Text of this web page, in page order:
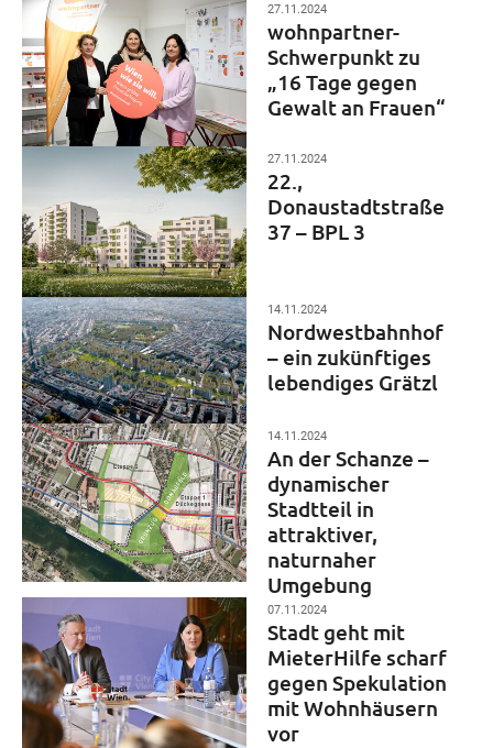
27.11.2024
wohnpartner-
Schwerpunkt zu
„16 Tage gegen
Gewalt an Frauen“
27.11.2024
22.,
Donaustadtstraße
37 – BPL 3
14.11.2024
Nordwestbahnhof
– ein zukünftiges
lebendiges Grätzl
14.11.2024
An der Schanze –
dynamischer
Stadtteil in
attraktiver,
naturnaher
Umgebung
07.11.2024
Stadt geht mit
MieterHilfe scharf
gegen Spekulation
mit Wohnhäusern
vor